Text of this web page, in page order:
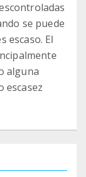
se puede
escaso. El
alguna
escasez